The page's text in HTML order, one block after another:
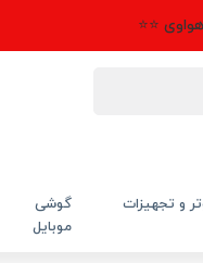
⭐⭐
و تجهیزات
گوشی
موبایل